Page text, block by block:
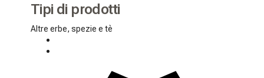
Tipi di prodotti
Altre erbe, spezie e tè